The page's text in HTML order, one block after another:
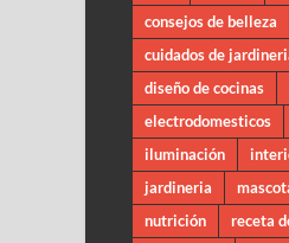
consejos de belleza
cuidados de
diseño de cocinas
electrodomesticos
iluminación
jardineria
nutrición
receta